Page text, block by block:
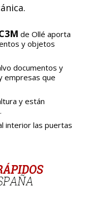
de Ollé aporta
y objetos
documentos y
empresas que
y están
interior las puertas